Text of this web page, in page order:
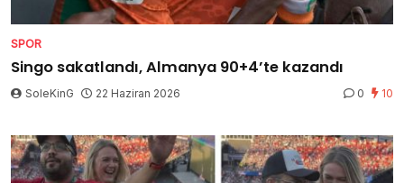
SPOR
Singo sakatlandı, Almanya 90+4’te kazandı
SoleKinG 22 Haziran 2026 0 10